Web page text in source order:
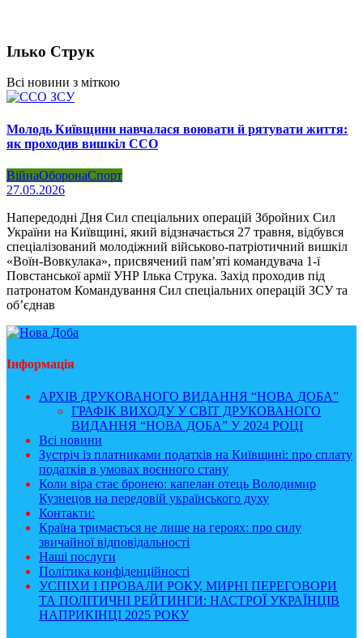
Ілько Струк
Всі новини з міткою
Молодь Київщини навчалася воювати й рятувати життя:
як проходив вишкіл ССО
ВійнаОборонаСпорт
27.05.2026
Напередодні Дня Сил спеціальних операцій Збройних Сил
України на Київщині, який відзначається 27 травня, відбувся
спеціалізований молодіжний військово-патріотичний вишкіл
«Воїн-Вовкулака», присвячений пам’яті командувача 1-ї
Повстанської армії УНР Ілька Струка. Захід проходив під
патронатом Командування Сил спеціальних операцій ЗСУ та
об’єднав
Інформація
АРХІВ ДРУКОВАНОГО ВИДАННЯ “НОВА ДОБА”
ГРАФІК ВИХОДУ У СВІТ ДРУКОВАНОГО
ВИДАННЯ “НОВА ДОБА” У 2024 РОЦІ
Всі новини
Зустріч із платниками податків на Київщині: про сплату
податків в умовах воєнного стану
Коли віра стає бронею: капелан отець Володимир
Кузнецов на передовій українського духу
Контакти:
Країна тримається не лише на героях: про силу
звичайної відповідальності
Наші послуги
Політика конфіденційності
УСПІХИ І ПРОВАЛИ РОКУ, МИРНІ ПЕРЕГОВОРИ
ТА ПОЛІТИЧНІ РЕЙТИНГИ: НАСТРОЇ УКРАЇНЦІВ
НАПРИКІНЦІ 2025 РОКУ